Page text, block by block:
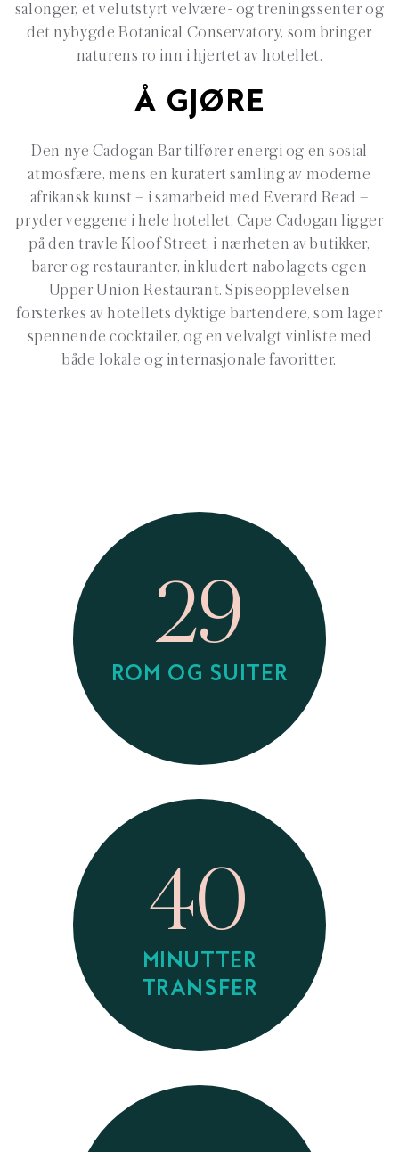
salonger, et velutstyrt velvære- og treningssenter og
det nybygde Botanical Conservatory, som bringer
naturens ro inn i hjertet av hotellet.
Å GJØRE
Den nye Cadogan Bar tilfører energi og en sosial
atmosfære, mens en kuratert samling av moderne
afrikansk kunst – i samarbeid med Everard Read –
pryder veggene i hele hotellet. Cape Cadogan ligger
på den travle Kloof Street, i nærheten av butikker,
barer og restauranter, inkludert nabolagets egen
Upper Union Restaurant. Spiseopplevelsen
forsterkes av hotellets dyktige bartendere, som lager
spennende cocktailer, og en velvalgt vinliste med
både lokale og internasjonale favoritter.
29
ROM OG SUITER
40
MINUTTER
TRANSFER